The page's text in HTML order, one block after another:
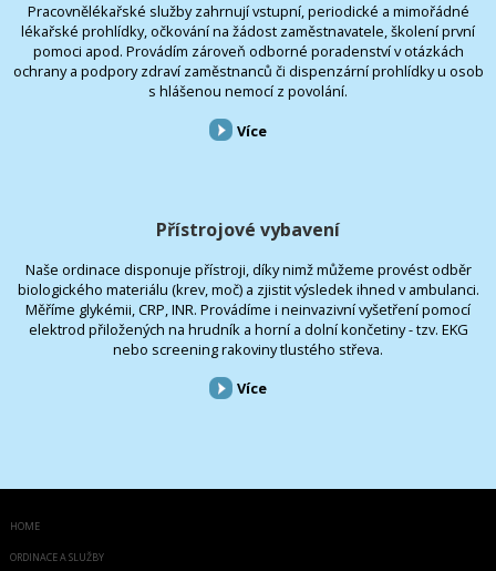
Pracovnělékařské služby zahrnují vstupní, periodické a mimořádné
lékařské prohlídky, očkování na žádost zaměstnavatele, školení první
pomoci apod. Provádím zároveň odborné poradenství v otázkách
ochrany a podpory zdraví zaměstnanců či dispenzární prohlídky u osob
s hlášenou nemocí z povolání.
Více
Přístrojové vybavení
Naše ordinace disponuje přístroji, díky nimž můžeme provést odběr
biologického materiálu (krev, moč) a zjistit výsledek ihned v ambulanci.
Měříme glykémii, CRP, INR. Provádíme i neinvazivní vyšetření pomocí
elektrod přiložených na hrudník a horní a dolní končetiny - tzv. EKG
nebo screening rakoviny tlustého střeva.
Více
HOME
ORDINACE A SLUŽBY